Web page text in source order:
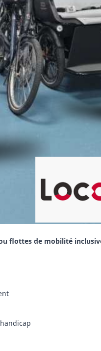
flottes de mobilité